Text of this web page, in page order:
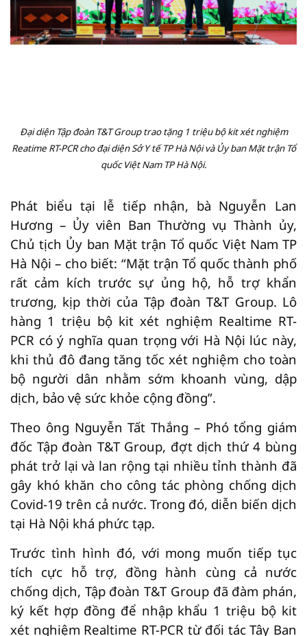
Đại diện Tập đoàn T&T Group trao tặng 1 triệu bộ kit xét nghiệm
Reatime RT-PCR cho đại diện Sở Y tế TP Hà Nội và Ủy ban Mặt trận Tổ
quốc Việt Nam TP Hà Nội.
Phát biểu tại lễ tiếp nhận, bà Nguyễn Lan
Hương – Ủy viên Ban Thường vụ Thành ủy,
Chủ tịch Ủy ban Mặt trận Tổ quốc Việt Nam TP
Hà Nội – cho biết: “Mặt trận Tổ quốc thành phố
rất cảm kích trước sự ủng hộ, hỗ trợ khẩn
trương, kịp thời của Tập đoàn T&T Group. Lô
hàng 1 triệu bộ kit xét nghiệm Realtime RT-
PCR có ý nghĩa quan trọng với Hà Nội lúc này,
khi thủ đô đang tăng tốc xét nghiệm cho toàn
bộ người dân nhằm sớm khoanh vùng, dập
dịch, bảo vệ sức khỏe cộng đồng”.
Theo ông Nguyễn Tất Thắng – Phó tổng giám
đốc Tập đoàn T&T Group, đợt dịch thứ 4 bùng
phát trở lại và lan rộng tại nhiều tỉnh thành đã
gây khó khăn cho công tác phòng chống dịch
Covid-19 trên cả nước. Trong đó, diễn biến dịch
tại Hà Nội khá phức tạp.
Trước tình hình đó, với mong muốn tiếp tục
tích cực hỗ trợ, đồng hành cùng cả nước
chống dịch, Tập đoàn T&T Group đã đàm phán,
ký kết hợp đồng để nhập khẩu 1 triệu bộ kit
xét nghiệm Realtime RT-PCR từ đối tác Tây Ban